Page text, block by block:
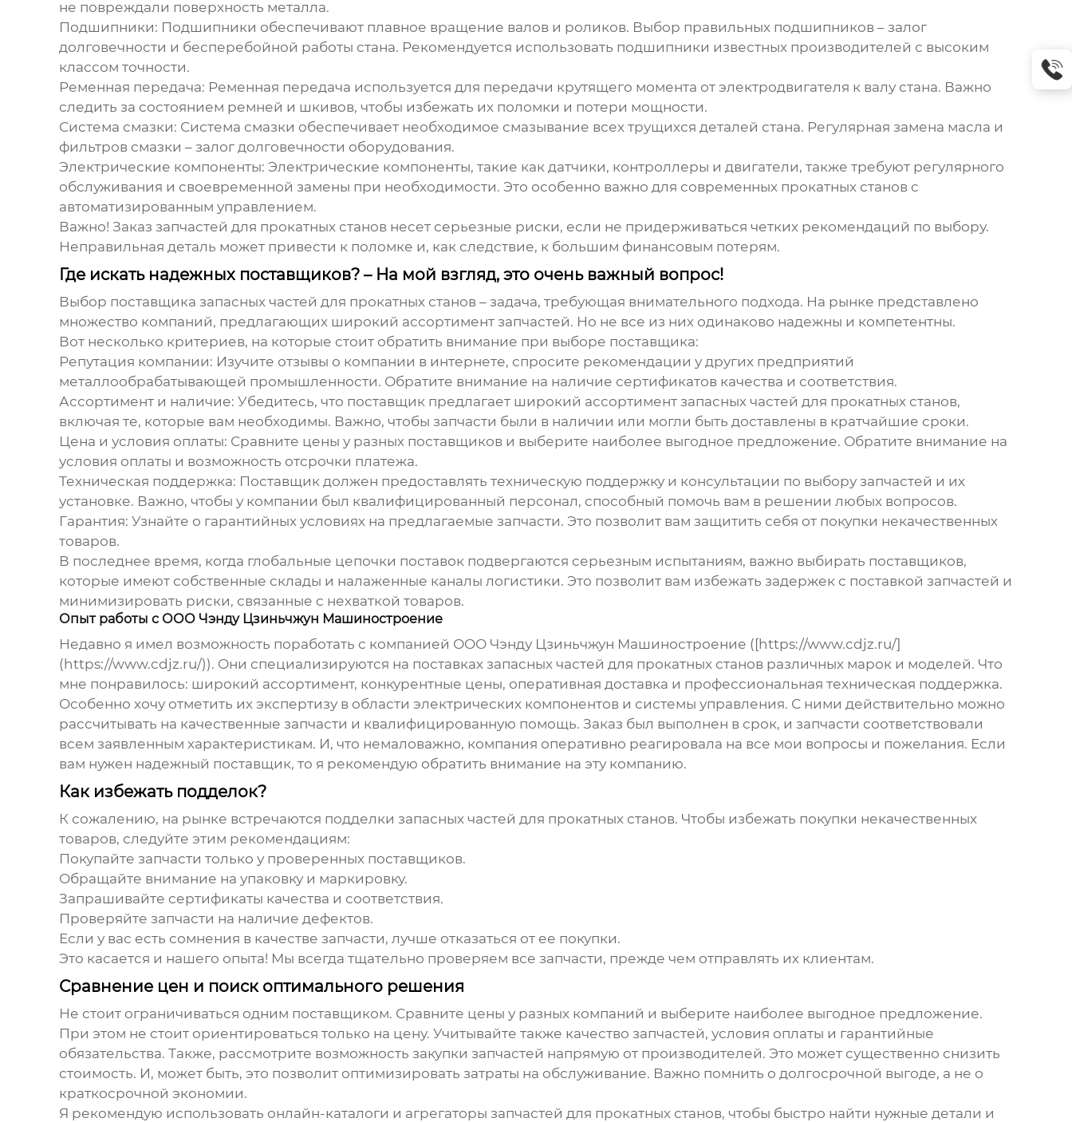
не повреждали поверхность металла.
Подшипники: Подшипники обеспечивают плавное вращение валов и роликов. Выбор правильных подшипников – залог
долговечности и бесперебойной работы стана. Рекомендуется использовать подшипники известных производителей с высоким
классом точности.
Ременная передача: Ременная передача используется для передачи крутящего момента от электродвигателя к валу стана. Важно
следить за состоянием ремней и шкивов, чтобы избежать их поломки и потери мощности.
Система смазки: Система смазки обеспечивает необходимое смазывание всех трущихся деталей стана. Регулярная замена масла и
фильтров смазки – залог долговечности оборудования.
Электрические компоненты: Электрические компоненты, такие как датчики, контроллеры и двигатели, также требуют регулярного
обслуживания и своевременной замены при необходимости. Это особенно важно для современных прокатных станов с
автоматизированным управлением.
Важно! Заказ запчастей для прокатных станов несет серьезные риски, если не придерживаться четких рекомендаций по выбору.
Неправильная деталь может привести к поломке и, как следствие, к большим финансовым потерям.
Где искать надежных поставщиков? – На мой взгляд, это очень важный вопрос!
Выбор поставщика запасных частей для прокатных станов– задача, требующая внимательного подхода. На рынке представлено
множество компаний, предлагающих широкий ассортимент запчастей. Но не все из них одинаково надежны и компетентны.
Вот несколько критериев, на которые стоит обратить внимание при выборе поставщика:
Репутация компании: Изучите отзывы о компании в интернете, спросите рекомендации у других предприятий
металлообрабатывающей промышленности. Обратите внимание на наличие сертификатов качества и соответствия.
Ассортимент и наличие: Убедитесь, что поставщик предлагает широкий ассортимент запасных частей для прокатных станов,
включая те, которые вам необходимы. Важно, чтобы запчасти были в наличии или могли быть доставлены в кратчайшие сроки.
Цена и условия оплаты: Сравните цены у разных поставщиков и выберите наиболее выгодное предложение. Обратите внимание на
условия оплаты и возможность отсрочки платежа.
Техническая поддержка: Поставщик должен предоставлять техническую поддержку и консультации по выбору запчастей и их
установке. Важно, чтобы у компании был квалифицированный персонал, способный помочь вам в решении любых вопросов.
Гарантия: Узнайте о гарантийных условиях на предлагаемые запчасти. Это позволит вам защитить себя от покупки некачественных
товаров.
В последнее время, когда глобальные цепочки поставок подвергаются серьезным испытаниям, важно выбирать поставщиков,
которые имеют собственные склады и налаженные каналы логистики. Это позволит вам избежать задержек с поставкой запчастей и
минимизировать риски, связанные с нехваткой товаров.
Опыт работы с ООО Чэнду Цзиньчжун Машиностроение
Недавно я имел возможность поработать с компанией ООО Чэнду Цзиньчжун Машиностроение ([https://www.cdjz.ru/]
(https://www.cdjz.ru/)). Они специализируются на поставках запасных частей для прокатных становразличных марок и моделей. Что
мне понравилось: широкий ассортимент, конкурентные цены, оперативная доставка и профессиональная техническая поддержка.
Особенно хочу отметить их экспертизу в области электрических компонентов и системы управления. С ними действительно можно
рассчитывать на качественные запчасти и квалифицированную помощь. Заказ был выполнен в срок, и запчасти соответствовали
всем заявленным характеристикам. И, что немаловажно, компания оперативно реагировала на все мои вопросы и пожелания. Если
вам нужен надежный поставщик, то я рекомендую обратить внимание на эту компанию.
Как избежать подделок?
К сожалению, на рынке встречаются подделки запасных частей для прокатных станов. Чтобы избежать покупки некачественных
товаров, следуйте этим рекомендациям:
Покупайте запчасти только у проверенных поставщиков.
Обращайте внимание на упаковку и маркировку.
Запрашивайте сертификаты качества и соответствия.
Проверяйте запчасти на наличие дефектов.
Если у вас есть сомнения в качестве запчасти, лучше отказаться от ее покупки.
Это касается и нашего опыта! Мы всегда тщательно проверяем все запчасти, прежде чем отправлять их клиентам.
Сравнение цен и поиск оптимального решения
Не стоит ограничиваться одним поставщиком. Сравните цены у разных компаний и выберите наиболее выгодное предложение.
При этом не стоит ориентироваться только на цену. Учитывайте также качество запчастей, условия оплаты и гарантийные
обязательства. Также, рассмотрите возможность закупки запчастей напрямую от производителей. Это может существенно снизить
стоимость. И, может быть, это позволит оптимизировать затраты на обслуживание. Важно помнить о долгосрочной выгоде, а не о
краткосрочной экономии.
Я рекомендую использовать онлайн-каталоги и агрегаторы запчастей для прокатных станов, чтобы быстро найти нужные детали и